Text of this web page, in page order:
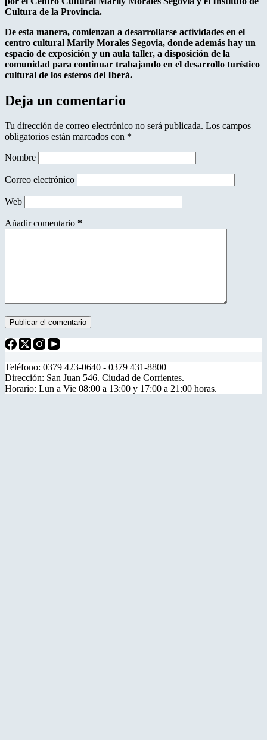
Cultura de la Provincia.
De esta manera, comienzan a desarrollarse actividades en el
centro cultural Marily Morales Segovia, donde además hay un
espacio de exposición y un aula taller, a disposición de la
comunidad para continuar trabajando en el desarrollo turístico
cultural de los esteros del Iberá.
Deja un comentario
Tu dirección de correo electrónico no será publicada. Los campos
obligatorios están marcados con *
Nombre
Correo electrónico
Web
Añadir comentario *
Publicar el comentario
Teléfono: 0379 423-0640 - 0379 431-8800
Dirección: San Juan 546. Ciudad de Corrientes.
Horario: Lun a Vie 08:00 a 13:00 y 17:00 a 21:00 horas.